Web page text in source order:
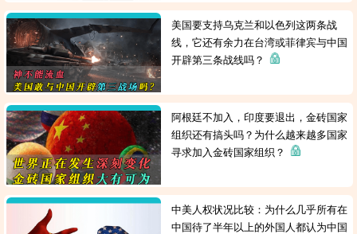
美国要支持乌克兰和以色列这两条战
线，它还有余力在台湾或菲律宾与中国
开辟第三条战线吗？
阿根廷不加入，印度要退出，金砖国家
组织还有搞头吗？为什么越来越多国家
寻求加入金砖国家组织？
中美人权状况比较：为什么几乎所有在
中国待了半年以上的外国人都认为中国